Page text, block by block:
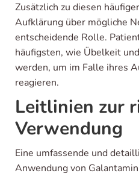
Zusätzlich zu diesen
Aufklärung über mögliche
entscheidende Rolle.
häufigsten, wie Übelkeit
werden, um im Falle ihres
reagieren.
Leitlinien zur
Verwendung
Eine umfassende und
Anwendung von